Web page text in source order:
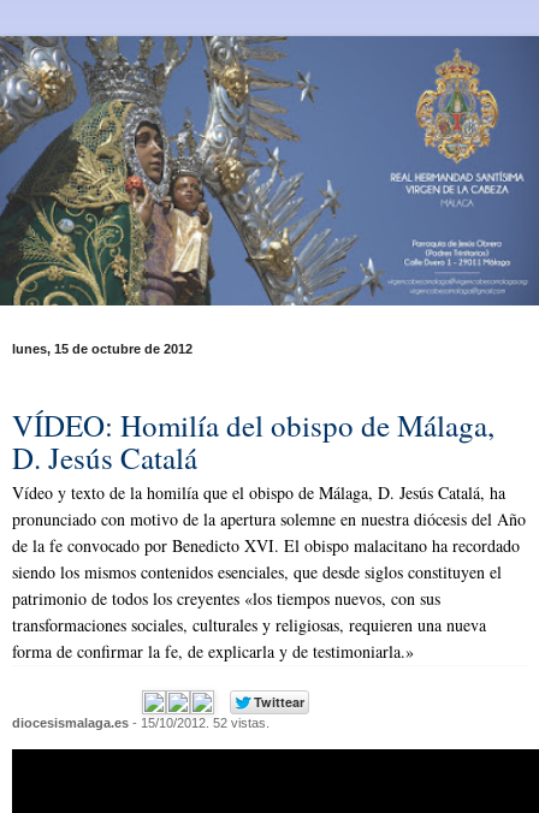
lunes, 15 de octubre de 2012
VÍDEO: Homilía del obispo de Málaga,
D. Jesús Catalá
Vídeo y texto de la homilía que el obispo de Málaga, D. Jesús Catalá, ha
pronunciado con motivo de la apertura solemne en nuestra diócesis del Año
de la fe convocado por Benedicto XVI. El obispo malacitano ha recordado
siendo los mismos contenidos esenciales, que desde siglos constituyen el
patrimonio de todos los creyentes «los tiempos nuevos, con sus
transformaciones sociales, culturales y religiosas, requieren una nueva
forma de confirmar la fe, de explicarla y de testimoniarla.»
diocesismalaga.es - 15/10/2012. 52 vistas.